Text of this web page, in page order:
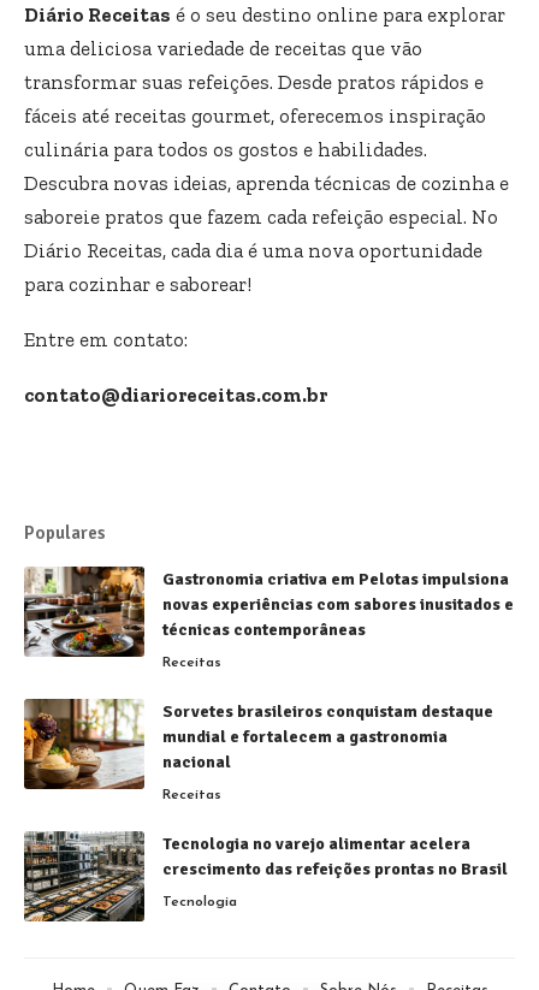
Diário Receitas é o seu destino online para explorar
uma deliciosa variedade de receitas que vão
transformar suas refeições. Desde pratos rápidos e
fáceis até receitas gourmet, oferecemos inspiração
culinária para todos os gostos e habilidades.
Descubra novas ideias, aprenda técnicas de cozinha e
saboreie pratos que fazem cada refeição especial. No
Diário Receitas, cada dia é uma nova oportunidade
para cozinhar e saborear!
Entre em contato:
contato@diarioreceitas.com.br
Populares
Gastronomia criativa em Pelotas impulsiona
novas experiências com sabores inusitados e
técnicas contemporâneas
Receitas
Sorvetes brasileiros conquistam destaque
mundial e fortalecem a gastronomia
nacional
Receitas
Tecnologia no varejo alimentar acelera
crescimento das refeições prontas no Brasil
Tecnologia